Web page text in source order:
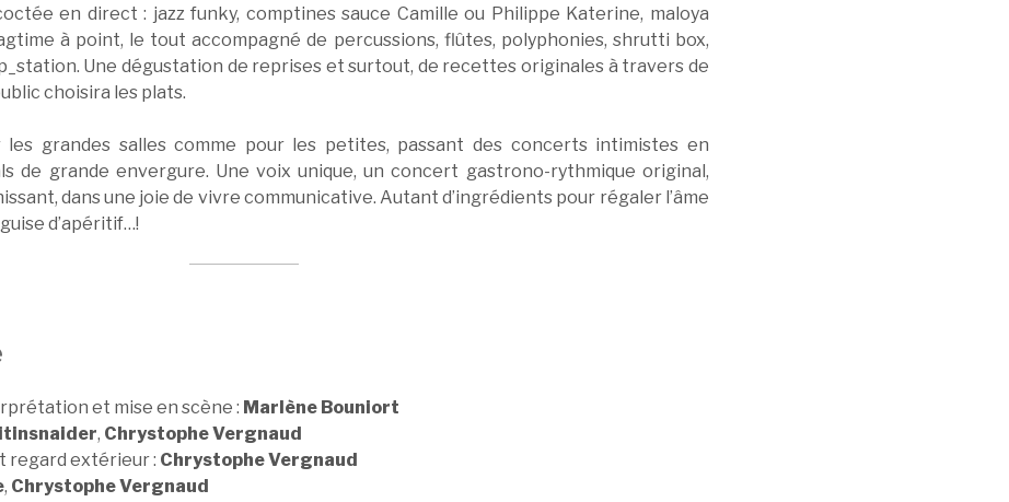
en direct : jazz funky, comptines sauce Camille ou Philippe Katerine, maloya
à point, le tout accompagné de percussions, flûtes, polyphonies, shrutti box,
Une dégustation de reprises et surtout, de recettes originales à travers de
choisira les plats.
les grandes salles comme pour les petites, passant des concerts intimistes en
de grande envergure. Une voix unique, un concert gastrono-rythmique original,
dans une joie de vivre communicative. Autant d’ingrédients pour régaler l’âme
d’apéritif…!
et mise en scène : Marlène Bouniort
, Chrystophe Vergnaud
regard extérieur : Chrystophe Vergnaud
, Chrystophe Vergnaud